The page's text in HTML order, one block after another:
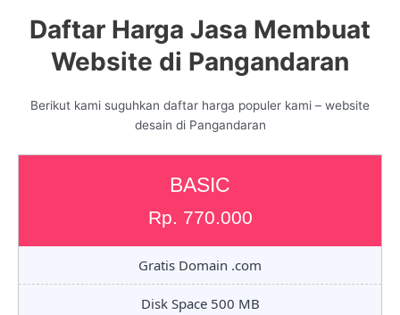
Daftar Harga Jasa Membuat
Website di Pangandaran
Berikut kami suguhkan daftar harga populer kami – website
desain di Pangandaran
BASIC
Rp. 770.000
Gratis Domain .com
Disk Space 500 MB